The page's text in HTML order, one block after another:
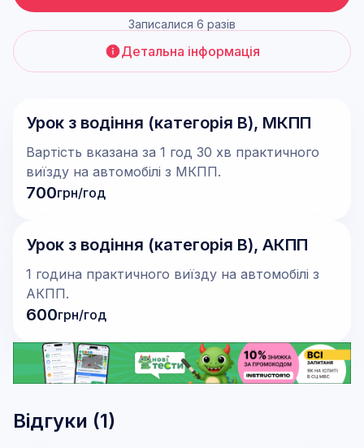
Записалися 6 разів
Детальна інформація
Урок з водіння (категорія В), МКПП
Вартість вказана за 1 год 30 хв практичного
виїзду на автомобілі з МКПП.
700грн/год
Урок з водіння (категорія В), АКПП
1 година практичного виїзду на автомобілі з
АКПП.
600грн/год
Відгуки (1)